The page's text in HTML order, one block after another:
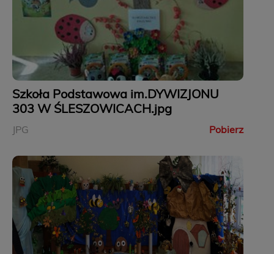
Szkoła Podstawowa im.DYWIZJONU
303 W ŚLESZOWICACH.jpg
JPG Pobierz